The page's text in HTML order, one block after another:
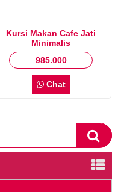
Kursi Makan Cafe Jati
Minimalis
985.000
Chat